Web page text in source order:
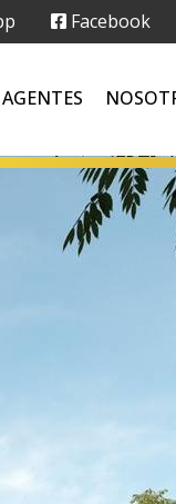
Facebook
AGENTES